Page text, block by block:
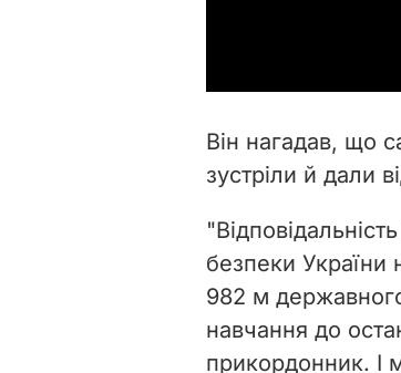
Він нагадав, що
зустріли й дали
безпеки
982 м
навчання до
прикордонник. І